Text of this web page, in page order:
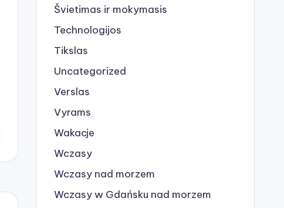
Švietimas ir mokymasis
Technologijos
Tikslas
Uncategorized
Verslas
Vyrams
Wakacje
Wczasy
Wczasy nad morzem
Wczasy w Gdańsku nad morzem